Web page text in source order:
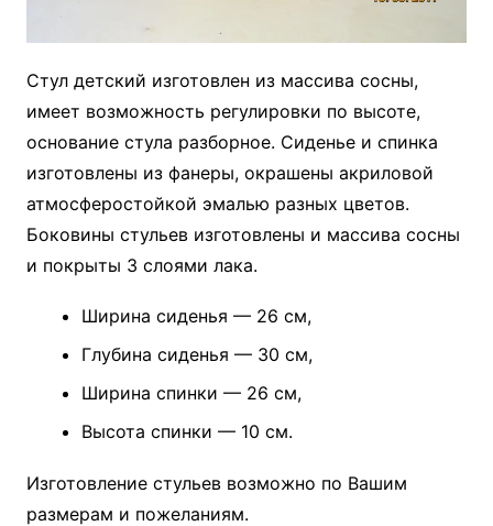
Стул детский изготовлен из массива сосны,
имеет возможность регулировки по высоте,
основание стула разборное. Сиденье и спинка
изготовлены из фанеры, окрашены акриловой
атмосферостойкой эмалью разных цветов.
Боковины стульев изготовлены и массива сосны
и покрыты 3 слоями лака.
Ширина сиденья — 26 см,
Глубина сиденья — 30 см,
Ширина спинки — 26 см,
Высота спинки — 10 см.
Изготовление стульев возможно по Вашим
размерам и пожеланиям.